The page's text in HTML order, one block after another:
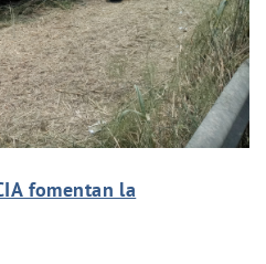
fomentan la